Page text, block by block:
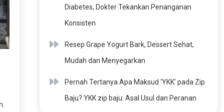
Diabetes, Dokter Tekankan Penanganan
Konsisten
Resep Grape Yogurt Bark, Dessert Sehat,
Mudah dan Menyegarkan
Pernah Tertanya Apa Maksud ‘YKK’ pada Zip
Baju? YKK zip baju: Asal Usul dan Peranan